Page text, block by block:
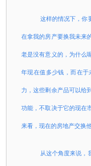
这样的情况下，你
在拿我的房产要换我未来
老是没有意义的，为什么
年现在值多少钱，而在
力，这些剩余产品可以给
功能，不取决于它的现在
来看，现在的房地产交换
从这个角度来说，